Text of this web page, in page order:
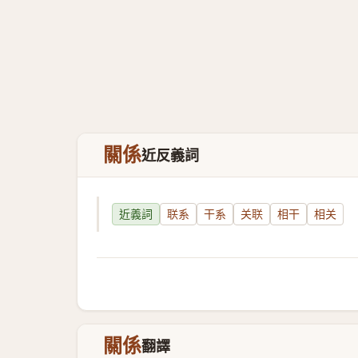
關係近反義詞
近義詞 联系 干系 关联 相干 相关
關係翻譯